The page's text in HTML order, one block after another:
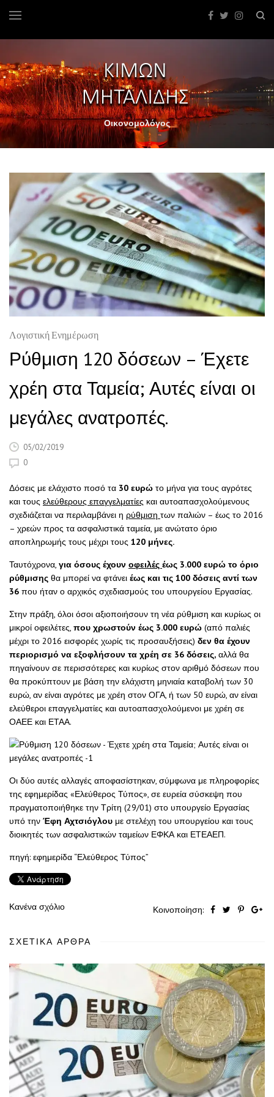
Οικονομολόγος
Λογιστική Ενημέρωση
Ρύθμιση 120 δόσεων – Έχετε
χρέη στα Ταμεία; Αυτές είναι οι
μεγάλες ανατροπές.
05/02/2019
0
Δόσεις με ελάχιστο ποσό τα 30 ευρώ το μήνα για τους αγρότες
και τους ελεύθερους επαγγελματίες και αυτοαπασχολούμενους
σχεδιάζεται να περιλαμβάνει η ρύθμιση των παλιών – έως το 2016
– χρεών προς τα ασφαλιστικά ταμεία, με ανώτατο όριο
αποπληρωμής τους μέχρι τους 120 μήνες.
Ταυτόχρονα, για όσους έχουν οφειλές έως 3.000 ευρώ το όριο
ρύθμισης θα μπορεί να φτάνει έως και τις 100 δόσεις αντί των
36 που ήταν ο αρχικός σχεδιασμούς του υπουργείου Εργασίας.
Στην πράξη, όλοι όσοι αξιοποιήσουν τη νέα ρύθμιση και κυρίως οι
μικροί οφειλέτες, που χρωστούν έως 3.000 ευρώ (από παλιές
μέχρι το 2016 εισφορές χωρίς τις προσαυξήσεις) δεν θα έχουν
περιορισμό να εξοφλήσουν τα χρέη σε 36 δόσεις, αλλά θα
πηγαίνουν σε περισσότερες και κυρίως στον αριθμό δόσεων που
θα προκύπτουν με βάση την ελάχιστη μηνιαία καταβολή των 30
ευρώ, αν είναι αγρότες με χρέη στον ΟΓΑ, ή των 50 ευρώ, αν είναι
ελεύθεροι επαγγελματίες και αυτοαπασχολούμενοι με χρέη σε
ΟΑΕΕ και ΕΤΑΑ.
Οι δύο αυτές αλλαγές αποφασίστηκαν, σύμφωνα με πληροφορίες
της εφημερίδας «Ελεύθερος Τύπος», σε ευρεία σύσκεψη που
πραγματοποιήθηκε την Τρίτη (29/01) στο υπουργείο Εργασίας
υπό την Έφη Αχτσιόγλου με στελέχη του υπουργείου και τους
διοικητές των ασφαλιστικών ταμείων ΕΦΚΑ και ΕΤΕΑΕΠ.
πηγή: εφημερίδα “Ελεύθερος Τύπος”
Κανένα σχόλιο Κοινοποίηση:
ΣΧΕΤΙΚΆ ΆΡΘΡΑ